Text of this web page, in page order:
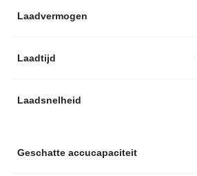
Laadvermogen
Laadtijd
Laadsnelheid
Geschatte accucapaciteit